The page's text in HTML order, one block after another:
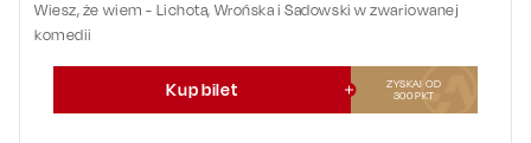
Wiesz, że wiem - Lichota, Wrońska i Sadowski w zwariowanej
komedii
Kup bilet
ZYSKAJ OD
300PKT